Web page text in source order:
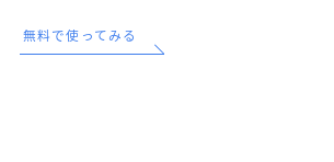
無料で使ってみる